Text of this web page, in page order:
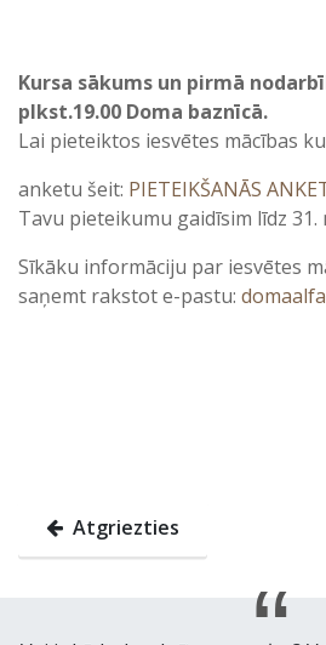
Kursa sākums un pirmā
plkst.19.00 Doma baznīcā.
Lai pieteiktos iesvētes mācības
anketu šeit: PIETEIKŠANĀS
Tavu pieteikumu gaidīsim līdz 31.
Sīkāku informāciju par iesvētes
saņemt rakstot e-pastu:
Atgriezties